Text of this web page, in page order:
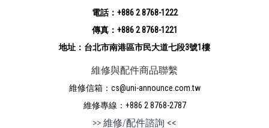
電話：+886 2 8768-1222
傳真：+886 2 8768-1221
地址：台北市南港區市民大道七段3號1樓
維修與配件商品聯繫
維修信箱：cs@uni-announce.com.tw
維修專線：+886 2 8768-2787
>> 維修/配件諮詢 <<